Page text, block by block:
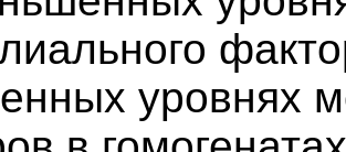
уровнях